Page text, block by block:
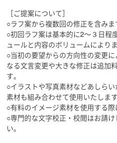
また上記印刷物のデザイン以
依頼も大歓迎。
・誤字・脱字・衍字の指摘・
・表記揺れの指摘・確認
・原稿内容の表現（てにをは
ご希望によって、最適な紙の
のご提案から
印刷〜現物納品まで承ります
［ご提案について］
○ラフ案から複数回の修正を含みま
○初回ラフ案は基本的に2〜３日程
ュールと内容のボリュームによりま
○当初の要望からの方向性の変更
なる文言変更や大きな修正は追加
す。
○イラストや写真素材などあしら
素材も組み合わせて使用いたします
○有料のイメージ素材を使用する際
○専門的な文字校正・校閲はお請
い。